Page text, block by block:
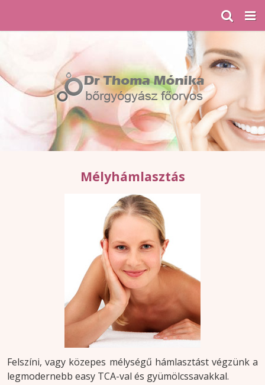
Mélyhámlasztás
Felszíni, vagy közepes mélységű hámlasztást végzünk a
legmodernebb easy TCA-val és gyümölcssavakkal.